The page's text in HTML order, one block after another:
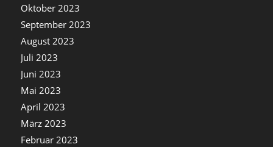
Oktober 2023
September 2023
August 2023
Juli 2023
Juni 2023
Mai 2023
April 2023
März 2023
Februar 2023